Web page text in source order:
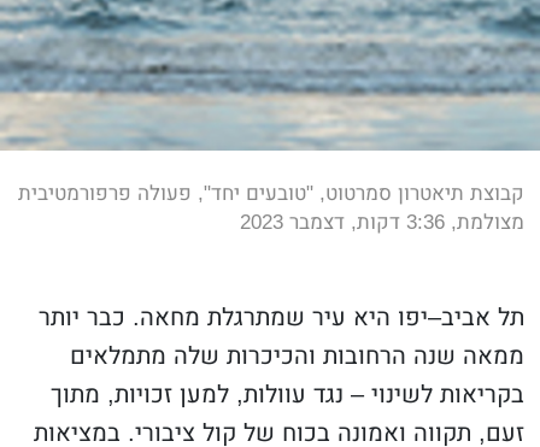
קבוצת תיאטרון סמרטוט, "טובעים יחד", פעולה פרפורמטיבית
מצולמת, 3:36 דקות, דצמבר 2023
תל אביב–יפו היא עיר שמתרגלת מחאה. כבר יותר
ממאה שנה הרחובות והכיכרות שלה מתמלאים
בקריאות לשינוי – נגד עוולות, למען זכויות, מתוך
זעם, תקווה ואמונה בכוח של קול ציבורי. במציאות